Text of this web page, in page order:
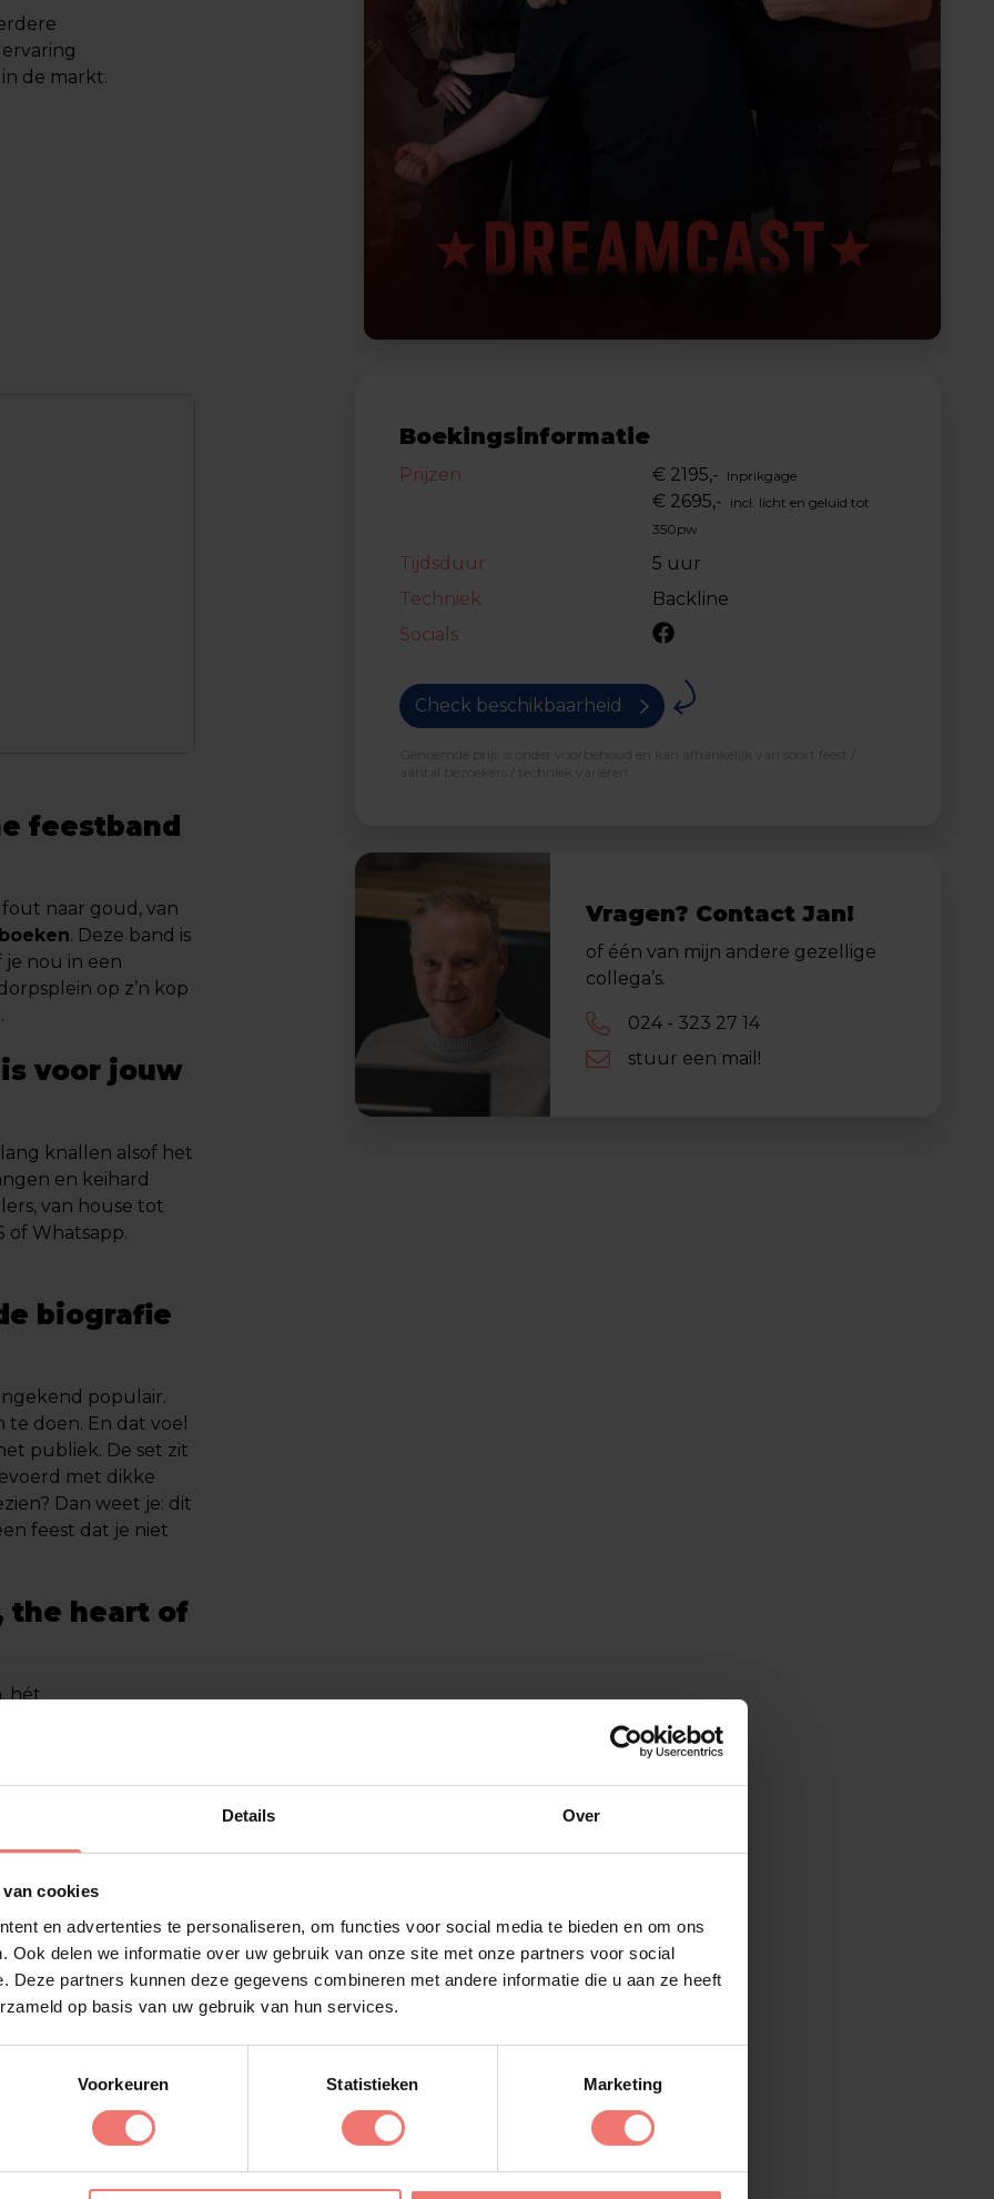
Details Over
cookies
en advertenties te personaliseren, om functies voor social media te bieden en om ons
Ook delen we informatie over uw gebruik van onze site met onze partners voor social
Deze partners kunnen deze gegevens combineren met andere informatie die u aan ze heeft
op basis van uw gebruik van hun services.
Voorkeuren Statistieken Marketing
de markt.
feestband
naar goud, van
. Deze band is
je nou in een
op z’n kop
voor jouw
knallen alsof het
en keihard
van house tot
of Whatsapp.
biografie
populair.
doen. En dat voel
publiek. De set zit
met dikke
Dan weet je: dit
feest dat je niet
the heart of
hét
in het bouwen
geregeld. Eén
afgestemd.
(oké, die laatste
we denken met
alleen feest.
boekenis de
op met team
tot een feest
een berichtje –
Want bij Lukassen
Boekingsinformatie
Prijzen € 2195,- Inprikgage
€ 2695,- incl. licht en geluid tot
350pw
Tijdsduur
5 uur
Techniek
Backline
Socials
Check beschikbaarheid
Genoemde prijs is onder voorbehoud en kan afhankelijk van soort feest /
aantal bezoekers / techniek variëren.
Vragen? Contact Jan!
of één van mijn andere gezellige
collega’s.
024 - 323 27 14
stuur een mail!